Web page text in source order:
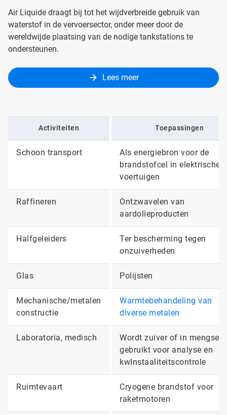
Air Liquide draagt bij tot het wijdverbreide gebruik van
waterstof in de vervoersector, onder meer door de
wereldwijde plaatsing van de nodige tankstations te
ondersteunen.
Lees meer
Activiteiten Toepassingen
Schoon transport
Als energiebron voor de
brandstofcel in elektrische
voertuigen
Raffineren
Ontzwavelen van
aardolieproducten
Halfgeleiders
Ter bescherming tegen
onzuiverheden
Glas Polijsten
Mechanische/metalen
constructie
Warmtebehandeling van
diverse metalen
Laboratoria, medisch
Wordt zuiver of in mengsels
gebruikt voor analyse en
kwInstaaliteitscontrole
Ruimtevaart
Cryogene brandstof voor
raketmotoren